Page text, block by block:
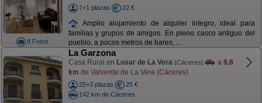
8 Fotos
7+1 plazas 22 €
Amplio alojamiento de alquiler íntegro, ideal para
familias y grupos de amigos. En pleno casco antiguo del
pueblo, a pocos metros de bares, ...
La Garzona
Casa Rural en Losar de La Vera (Cáceres) a 9,8
km de Valverde de La Vera (Cáceres)
25+3 plazas
25 €
142 km de Cáceres